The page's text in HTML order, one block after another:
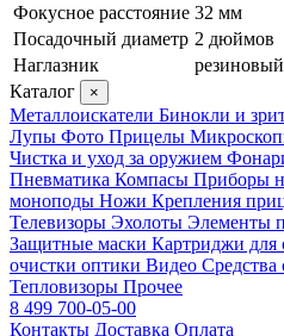
Фокусное расстояние 32 мм
Посадочный диаметр 2 дюймов
Наглазник
резиновый
Каталог
×
Металлоискатели Бинокли и
Лупы Фото Прицелы
Чистка и уход за оружием
Пневматика Компасы Приборы
моноподы Ножи Крепления
Телевизоры Эхолоты Элементы
Защитные маски Картриджи для
очистки оптики Видео
Тепловизоры Прочее
8 499 700-05-00
Контакты Доставка Оплата